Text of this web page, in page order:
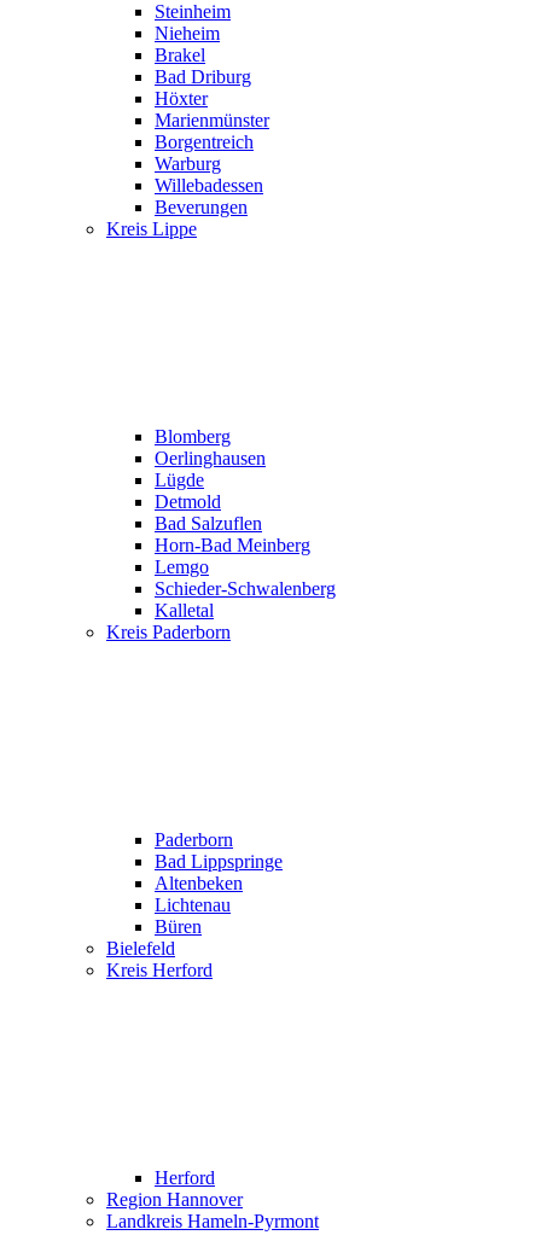
Steinheim
Nieheim
Brakel
Bad Driburg
Höxter
Marienmünster
Borgentreich
Warburg
Willebadessen
Beverungen
Kreis Lippe
Blomberg
Oerlinghausen
Lügde
Detmold
Bad Salzuflen
Horn-Bad Meinberg
Lemgo
Schieder-Schwalenberg
Kalletal
Kreis Paderborn
Paderborn
Bad Lippspringe
Altenbeken
Lichtenau
Büren
Bielefeld
Kreis Herford
Herford
Region Hannover
Landkreis Hameln-Pyrmont